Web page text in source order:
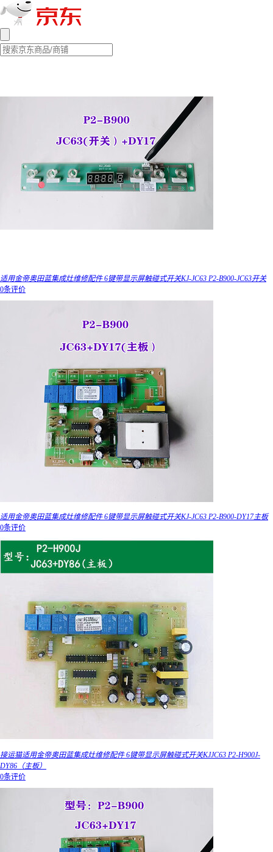
适用金帝奥田蓝集成灶维修配件 6键带显示屏触碰式开关KJ-JC63 P2-B900-JC63开关
0条评价
适用金帝奥田蓝集成灶维修配件 6键带显示屏触碰式开关KJ-JC63 P2-B900-DY17主板
0条评价
接运猫适用金帝奥田蓝集成灶维修配件 6键带显示屏触碰式开关KJJC63 P2-H900J-
DY86（主板）
0条评价